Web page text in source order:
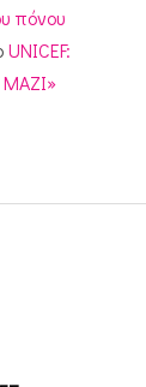
πόνου
UNICEF:
ΜΑΖΙ»